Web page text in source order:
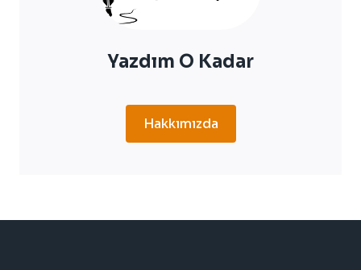
Yazdım O Kadar
Hakkımızda